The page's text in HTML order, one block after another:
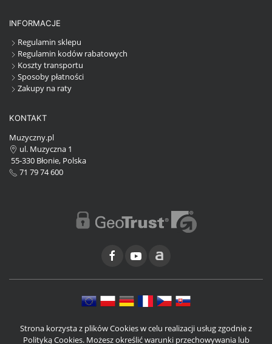
INFORMACJE
Regulamin sklepu
Regulamin kodów rabatowych
Koszty transportu
Sposoby płatności
Zakupy na raty
KONTAKT
Muzyczny.pl
ul. Muzyczna 1
55-330 Błonie, Polska
71 79 74 600
Strona korzysta z plików Cookies w celu realizacji usług zgodnie z
Polityką Cookies. Możesz określić warunki przechowywania lub